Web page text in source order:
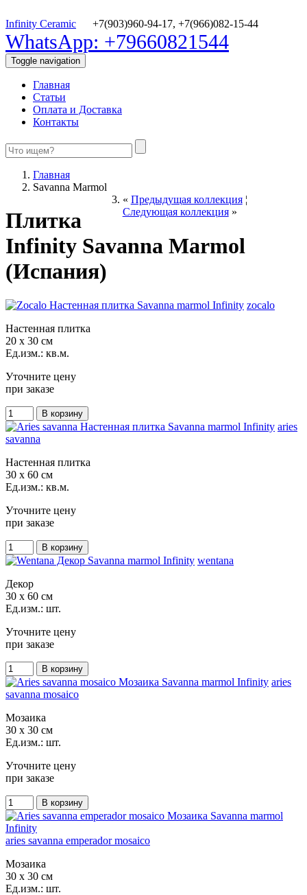
Infinity Ceramic +7(903)960-94-17, +7(966)082-15-44
WhatsApp: +79660821544
Toggle navigation
Главная
Статьи
Оплата и Доставка
Контакты
Главная
Savanna Marmol
« Предыдущая коллекция¦
Следующая коллекция»
Плитка
Infinity Savanna Marmol
(Испания)
zocalo
Настенная плитка
20 x 30 см
Ед.изм.: кв.м.
Уточните цену
при заказе
aries
savanna
Настенная плитка
30 x 60 см
Ед.изм.: кв.м.
Уточните цену
при заказе
wentana
Декор
30 x 60 см
Ед.изм.: шт.
Уточните цену
при заказе
aries
savanna mosaico
Мозаика
30 x 30 см
Ед.изм.: шт.
Уточните цену
при заказе
aries savanna emperador mosaico
Мозаика
30 x 30 см
Ед.изм.: шт.